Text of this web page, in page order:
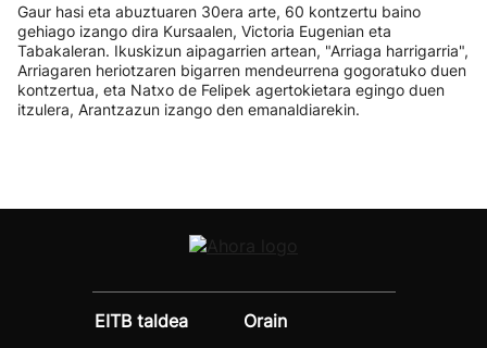
Gaur hasi eta abuztuaren 30era arte, 60 kontzertu baino
gehiago izango dira Kursaalen, Victoria Eugenian eta
Tabakaleran. Ikuskizun aipagarrien artean, "Arriaga harrigarria",
Arriagaren heriotzaren bigarren mendeurrena gogoratuko duen
kontzertua, eta Natxo de Felipek agertokietara egingo duen
itzulera, Arantzazun izango den emanaldiarekin.
EITB taldea
Orain